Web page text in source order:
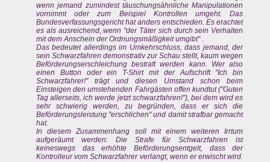
wenn jemand zumindest täuschungsähnliche Manipulationen
vornimmt oder zum Beispiel Kontrollen umgeht. Das
Bundesverfassungsgericht hat anders entschieden. Es erachtet
es als ausreichend, wenn "der Täter sich durch sein Verhalten
mit dem Anschein der Ordnungsmäßigkeit umgibt" .
Das bedeutet allerdings im Umkehrschluss, dass jemand, der
sein Schwarzfahren demonstrativ zur Schau stellt, kaum wegen
Beförderungserschleichung bestraft werden kann. Wer also
einen Button oder ein T-Shirt mit der Aufschrift "Ich bin
Schwarzfahrer!" trägt und diesen Umstand schon beim
Einsteigen den umstehenden Fahrgästen offen kundtut ("Guten
Tag allerseits, ich werde jetzt schwarzfahren!"), bei dem wird es
sehr schwierig werden, zu begründen, dass er sich die
Beförderungsleistung "erschlichen" und damit strafbar gemacht
hat.
In diesem Zusammenhang soll mit einem weiteren Irrtum
aufgeräumt werden: Die Strafe für Schwarzfahren ist
keineswegs das erhöhte Beförderungsentgelt, dass der
Kontrolleur vom Schwarzfahrer verlangt, wenn er erwischt wird.